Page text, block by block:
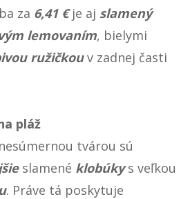
za 6,41 €je aj slamený
lemovaním, bielymi
ružičkouv zadnej časti
pláž
tvárou sú
slamené klobúkys veľkou
. Práve tá poskytuje